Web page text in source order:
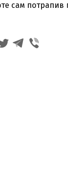
сам потрапив